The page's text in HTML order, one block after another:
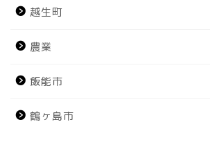
越生町
農業
飯能市
鶴ヶ島市